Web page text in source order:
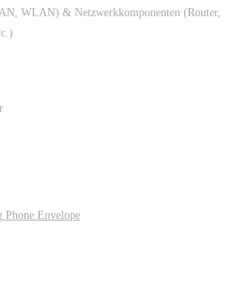
WLAN) & Netzwerkkomponenten (Router,
Phone Envelope